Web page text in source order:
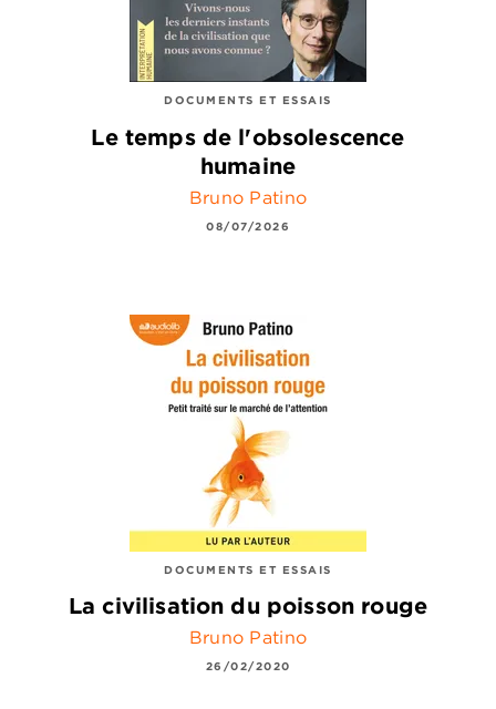
DOCUMENTS ET ESSAIS
Le temps de l'obsolescence
humaine
Bruno Patino
08/07/2026
DOCUMENTS ET ESSAIS
La civilisation du poisson rouge
Bruno Patino
26/02/2020